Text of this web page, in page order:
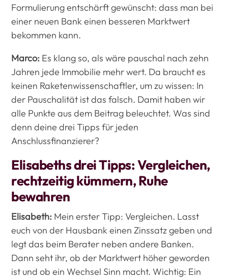
Formulierung entschärft gewünscht: dass man bei
einer neuen Bank einen besseren Marktwert
bekommen kann.
Marco: Es klang so, als wäre pauschal nach zehn
Jahren jede Immobilie mehr wert. Da braucht es
keinen Raketenwissenschaftler, um zu wissen: In
der Pauschalität ist das falsch. Damit haben wir
alle Punkte aus dem Beitrag beleuchtet. Was sind
denn deine drei Tipps für jeden
Anschlussfinanzierer?
Elisabeths drei Tipps: Vergleichen,
rechtzeitig kümmern, Ruhe
bewahren
Elisabeth: Mein erster Tipp: Vergleichen. Lasst
euch von der Hausbank einen Zinssatz geben und
legt das beim Berater neben andere Banken.
Dann seht ihr, ob der Marktwert höher geworden
ist und ob ein Wechsel Sinn macht. Wichtig: Ein